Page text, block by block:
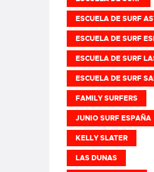
ESCUELA DE SURF
ESCUELA DE SURF
ESCUELA DE SURF
ESCUELA DE SURF
FAMILY SURFERS
JUNIO SURF ESPAÑA
KELLY SLATER
LAS DUNAS